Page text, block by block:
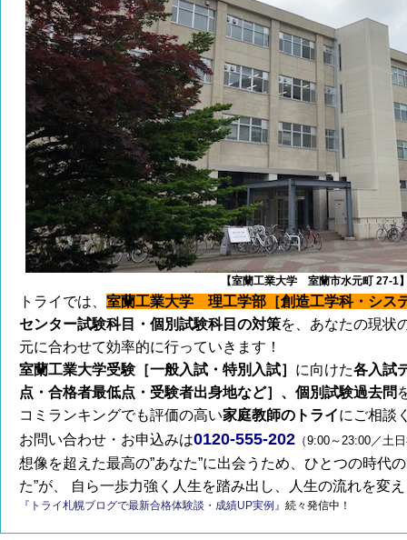
【室蘭工業大学 室蘭市水元町 27-1
トライでは、 室蘭工業大学 理工学部［創造工学科・シス
センター試験科目・個別試験科目の対策を、あなたの現状
元に合わせて効率的に行っていきます！
室蘭工業大学受験［一般入試・特別入試］ に向けた各入試
点・合格者最低点・受験者出身地など］、個別試験過去問
コミランキングでも評価の高い家庭教師のトライにご相談
お問い合わせ・お申込みは0120-555-202 （9:00～23:00／土
想像を超えた最高の”あなた”に出会うため、ひとつの時代
た”が、 自ら一歩力強く人生を踏み出し、人生の流れを変
『トライ札幌ブログで最新合格体験談・成績UP実例』 続々発信中！